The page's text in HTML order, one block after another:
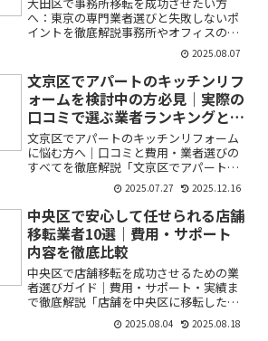
へ：東京の専門業者選びと失敗しないポ
イントを徹底解説事務所やオフィスの移
転は、多くの企業にとって大きな転機と
なる一大イベントです。特に大田区のよ
うな東京の主要エリアでの事務所移転
は、費用やスケジュール、手続...
2025.08.07
文京区でアパートのキッチンリフ
ォームを検討中の方必見｜実際の
口コミで選ぶ業者ランキングと費
用相場
文京区でアパートのキッチンリフォーム
に悩む方へ｜口コミと費用・業者選びの
すべてを徹底解説「文京区でアパートの
キッチンをリフォームしたいけど、費用
はどのくらいかかるの？」「業者選びで
失敗したくない…」「実際にリフォーム
した人の口コミが知りたい...
2025.07.27 2025.12.16
中央区で安心して任せられる店舗
移転業者10選｜費用・サポート
内容を徹底比較
中央区で店舗移転を成功させるための業
者選びガイド｜費用・サポート・実績ま
で徹底解説「店舗を中央区に移転したい
けれど、どの業者に頼めば安心なの？」
「費用や見積もりの相場が分からず不
2025.08.04 2025.08.18